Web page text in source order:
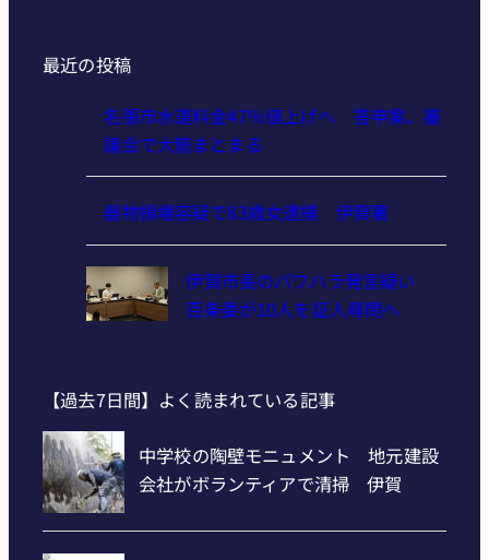
最近の投稿
名張市水道料金47％値上げへ 答申案、審
議会で大筋まとまる
器物損壊容疑で83歳女逮捕 伊賀署
伊賀市長のパワハラ発言疑い
百条委が10人を証人尋問へ
【過去7日間】よく読まれている記事